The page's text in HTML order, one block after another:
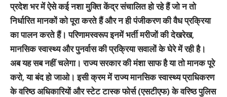
प्रदेश भर में ऐसे कई नशा मुक्ति केंद्र संचालित हो रहे हैं जो न तो
निर्धारित मानकों को पूरा करते हैं और न ही पंजीकरण की वैध प्रक्रिया
का पालन करते हैं। परिणामस्वरूप इनमें भर्ती मरीजों की देखरेख,
मानसिक स्वास्थ्य और पुनर्वास की प्रक्रिया सवालों के घेरे में रही है।
अब यह सब नहीं चलेगा। राज्य सरकार की मंशा साफ है या तो मानक पूरे
करो, या बंद हो जाओ। इसी क्रम में राज्य मानसिक स्वास्थ्य प्राधिकरण
के वरिष्ठ अधिकारियों और स्टेट टास्क फोर्स (एसटीएफ) के वरिष्ठ पुलिस